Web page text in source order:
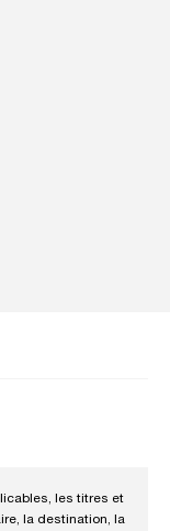
les titres et
la destination, la